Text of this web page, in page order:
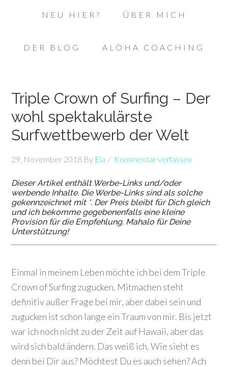
NEU HIER? ÜBER MICH
DER BLOG ALOHA COACHING
Triple Crown of Surfing – Der
wohl spektakulärste
Surfwettbewerb der Welt
29. November 2018 By Ela Kommentar verfassen
Dieser Artikel enthält Werbe-Links und/oder
werbende Inhalte. Die Werbe-Links sind als solche
gekennzeichnet mit *. Der Preis bleibt für Dich gleich
und ich bekomme gegebenenfalls eine kleine
Provision für die Empfehlung. Mahalo für Deine
Unterstützung!
Einmal in meinem Leben möchte ich bei dem Triple
Crown of Surfing zugucken. Mitmachen steht
definitiv außer Frage bei mir, aber dabei sein und
zugucken ist schon lange ein Traum von mir. Bis jetzt
war ich noch nicht zu der Zeit auf Hawaii, aber das
wird sich bald ändern. Das weiß ich. Wie sieht es
denn bei Dir aus? Möchtest Du es auch sehen? Ach